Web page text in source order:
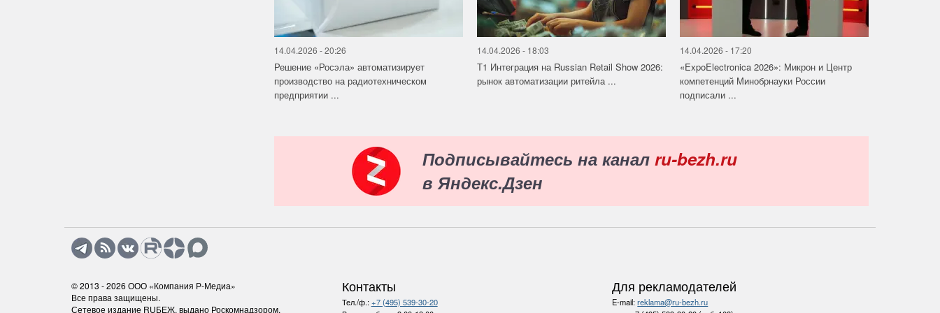
14.04.2026 - 20:26
Решение «Росэла» автоматизирует
производство на радиотехническом
предприятии ...
14.04.2026 - 18:03
Т1 Интеграция на Russian Retail Show 2026:
рынок автоматизации ритейла ...
14.04.2026 - 17:20
«ExpoElectronica 2026»: Микрон и Центр
компетенций Минобрнауки России
подписали ...
Подписывайтесь на канал ru-bezh.ru
в Яндекс.Дзен
© 2013 - 2026 ООО «Компания Р-Медиа»
Все права защищены.
Сетевое издание RUБЕЖ, выдано Роскомнадзором.
Контакты
Тел./ф.:+7 (495) 539-30-20
Для рекламодателей
E-mail:reklama@ru-bezh.ru